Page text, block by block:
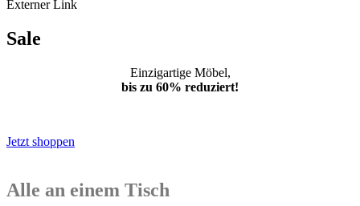
Externer Link
Sale
Einzigartige Möbel,
bis zu 60% reduziert!
Jetzt shoppen
Alle an einem Tisch